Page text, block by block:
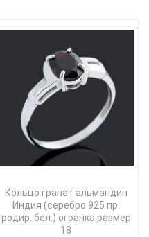
Кольцо гранат альмандин
Индия (серебро 925 пр.
родир. бел.) огранка размер
18